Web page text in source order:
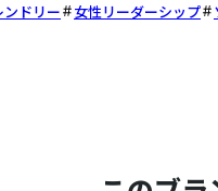
ンドリー
女性リーダーシップ